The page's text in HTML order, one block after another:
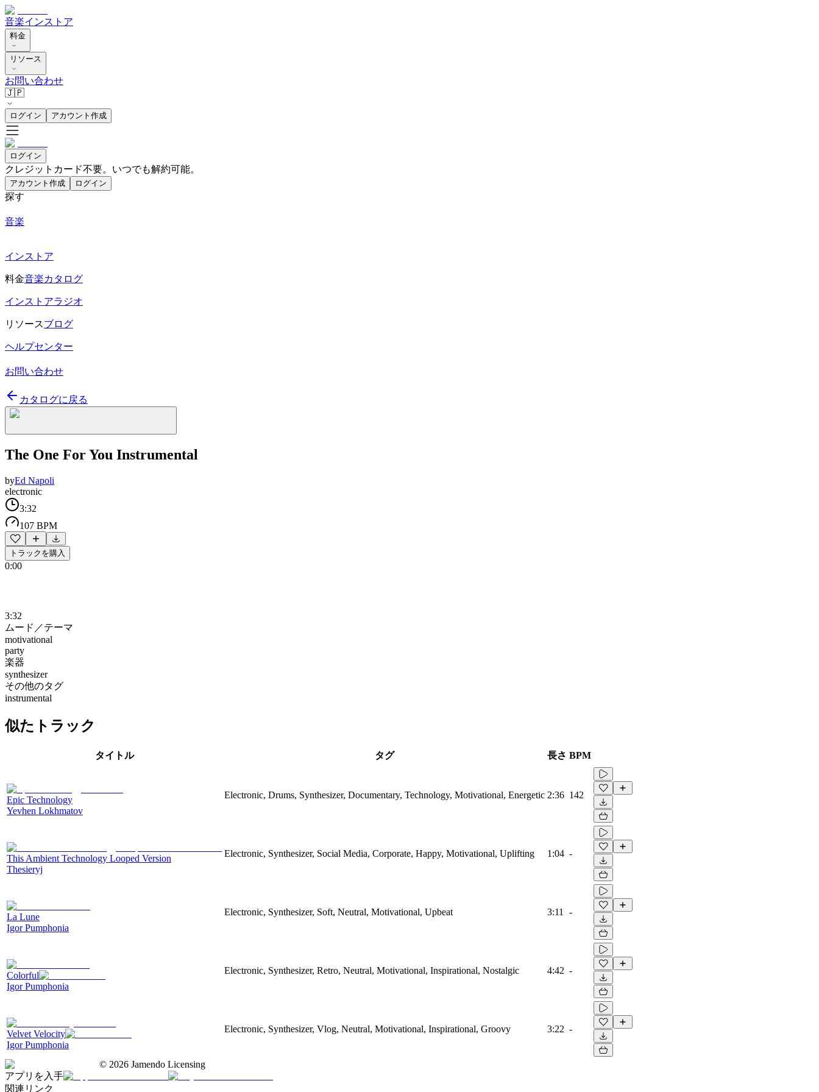
音楽インストア
料金
リソース
お問い合わせ
🇯🇵
ログイン アカウント作成
ログイン
クレジットカード不要。いつでも解約可能。
アカウント作成 ログイン
探す
音楽
インストア
料金音楽カタログ
インストアラジオ
リソースブログ
ヘルプセンター
お問い合わせ
カタログに戻る
The One For You Instrumental
byEd Napoli
electronic
3:32
107 BPM
トラックを購入
0:00
3:32
ムード／テーマ
motivational
party
楽器
synthesizer
その他のタグ
instrumental
似たトラック
タイトル タグ 長さ BPM
Epic Technology
Yevhen Lokhmatov
Electronic, Drums, Synthesizer, Documentary, Technology, Motivational, Energetic 2:36 142
This Ambient Technology Looped Version
Thesieryj
Electronic, Synthesizer, Social Media, Corporate, Happy, Motivational, Uplifting 1:04 -
La Lune
Igor Pumphonia
Electronic, Synthesizer, Soft, Neutral, Motivational, Upbeat 3:11 -
Colorful
Igor Pumphonia
Electronic, Synthesizer, Retro, Neutral, Motivational, Inspirational, Nostalgic 4:42 -
Velvet Velocity
Igor Pumphonia
Electronic, Synthesizer, Vlog, Neutral, Motivational, Inspirational, Groovy 3:22 -
© 2026 Jamendo Licensing
アプリを入手
関連リンク